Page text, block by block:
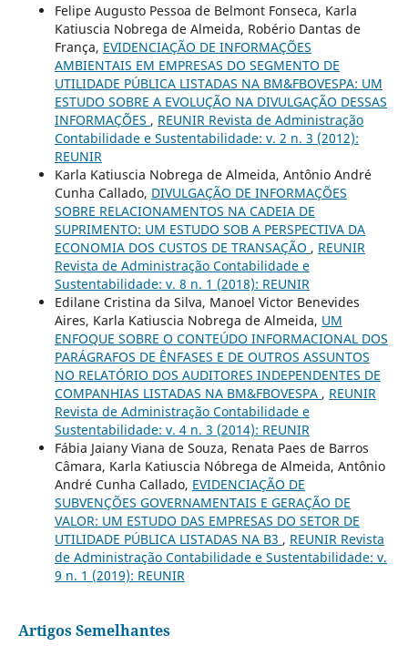
Felipe Augusto Pessoa de Belmont Fonseca, Karla
Katiuscia Nobrega de Almeida, Robério Dantas de
França, EVIDENCIAÇÃO DE INFORMAÇÕES
AMBIENTAIS EM EMPRESAS DO SEGMENTO DE
UTILIDADE PÚBLICA LISTADAS NA BM&FBOVESPA: UM
ESTUDO SOBRE A EVOLUÇÃO NA DIVULGAÇÃO DESSAS
INFORMAÇÕES , REUNIR Revista de Administração
Contabilidade e Sustentabilidade: v. 2 n. 3 (2012):
REUNIR
Karla Katiuscia Nobrega de Almeida, Antônio André
Cunha Callado, DIVULGAÇÃO DE INFORMAÇÕES
SOBRE RELACIONAMENTOS NA CADEIA DE
SUPRIMENTO: UM ESTUDO SOB A PERSPECTIVA DA
ECONOMIA DOS CUSTOS DE TRANSAÇÃO , REUNIR
Revista de Administração Contabilidade e
Sustentabilidade: v. 8 n. 1 (2018): REUNIR
Edilane Cristina da Silva, Manoel Victor Benevides
Aires, Karla Katiuscia Nobrega de Almeida, UM
ENFOQUE SOBRE O CONTEÚDO INFORMACIONAL DOS
PARÁGRAFOS DE ÊNFASES E DE OUTROS ASSUNTOS
NO RELATÓRIO DOS AUDITORES INDEPENDENTES DE
COMPANHIAS LISTADAS NA BM&FBOVESPA , REUNIR
Revista de Administração Contabilidade e
Sustentabilidade: v. 4 n. 3 (2014): REUNIR
Fábia Jaiany Viana de Souza, Renata Paes de Barros
Câmara, Karla Katiuscia Nóbrega de Almeida, Antônio
André Cunha Callado, EVIDENCIAÇÃO DE
SUBVENÇÕES GOVERNAMENTAIS E GERAÇÃO DE
VALOR: UM ESTUDO DAS EMPRESAS DO SETOR DE
UTILIDADE PÚBLICA LISTADAS NA B3 , REUNIR Revista
de Administração Contabilidade e Sustentabilidade: v.
9 n. 1 (2019): REUNIR
Artigos Semelhantes